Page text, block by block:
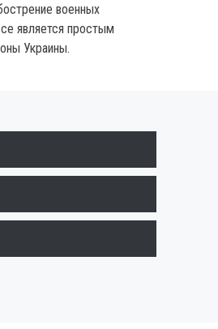
военных
является простым
Украины.